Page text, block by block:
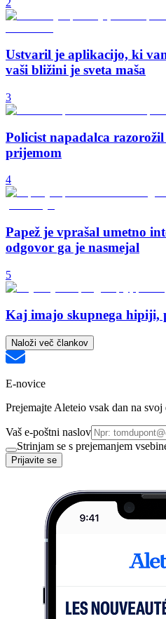
Ustvaril je aplikacijo, ki
vaši bližini je sveta maša
3
Policist napadalca
prijemom
4
Papež je vprašal umetno
odgovor ga je nasmejal
5
Kaj imajo skupnega hipiji,
Naloži več člankov
E-novice
Prejemajte Aleteio vsak dan na svoj
Vaš e-poštni naslov
Strinjam se s prejemanjem
Prijavite se